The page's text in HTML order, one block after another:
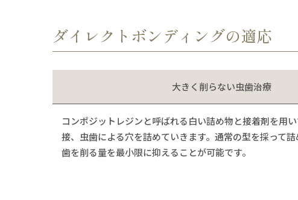
ダイレクトボンディングの適応
大きく削らない虫歯治療
コンポジットレジンと呼ばれる白い詰め物と接着剤を用
接、虫歯による穴を詰めていきます。通常の型を採って詰
歯を削る量を最小限に抑えることが可能です。